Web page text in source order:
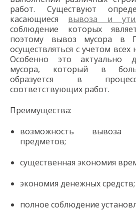
работ. Существуют
касающиеся вывоза и
соблюдение которых
поэтому вывоз мусора в
осуществляться с учетом
Особенно это актуально
мусора, который в
образуется в
соответствующих работ.
Преимущества:
возможность вывоза
предметов;
существенная экономия
экономия денежных средств;
полное соблюдение